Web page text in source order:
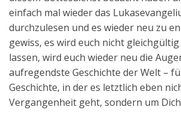
einfach mal wieder das
durchzulesen und es wieder neu zu
gewiss, es wird euch nicht
lassen, wird euch wieder neu die
aufregendste Geschichte der Welt –
Geschichte, in der es letztlich eben
Vergangenheit geht, sondern um